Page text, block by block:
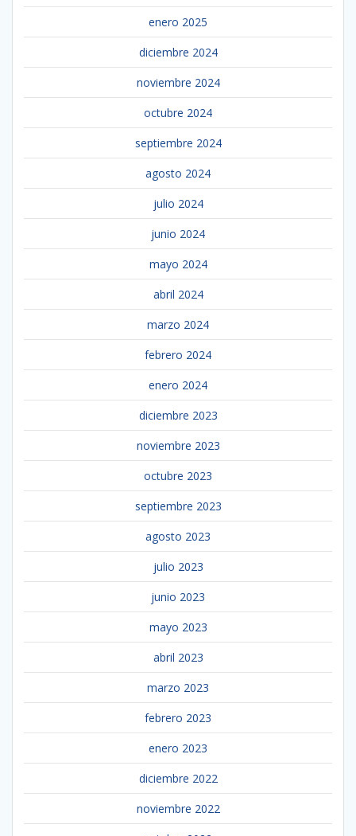
enero 2025
diciembre 2024
noviembre 2024
octubre 2024
septiembre 2024
agosto 2024
julio 2024
junio 2024
mayo 2024
abril 2024
marzo 2024
febrero 2024
enero 2024
diciembre 2023
noviembre 2023
octubre 2023
septiembre 2023
agosto 2023
julio 2023
junio 2023
mayo 2023
abril 2023
marzo 2023
febrero 2023
enero 2023
diciembre 2022
noviembre 2022